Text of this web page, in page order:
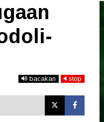
bacakan stop